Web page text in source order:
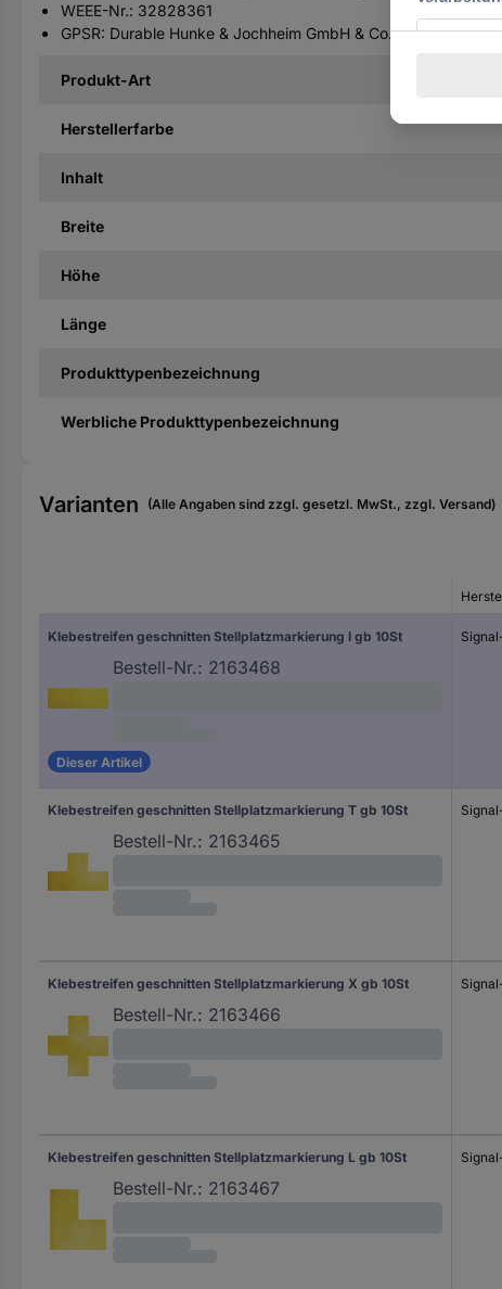
WEEE-Nr.: 32828361
GPSR: Durable Hunke & Jochheim GmbH & Co. KG,
Produkt-Art
Herstellerfarbe
Inhalt
Breite
Höhe
Länge
Produkttypenbezeichnung
Werbliche Produkttypenbezeichnung
Varianten (Alle Angaben sind zzgl. gesetzl. MwSt., zzgl. Versand)
Klebestreifen geschnitten Stellplatzmarkierung I gb 10St
Bestell-Nr.: 2163468
Dieser Artikel
Klebestreifen geschnitten Stellplatzmarkierung T gb 10St
Bestell-Nr.: 2163465
Klebestreifen geschnitten Stellplatzmarkierung X gb 10St
Bestell-Nr.: 2163466
Klebestreifen geschnitten Stellplatzmarkierung L gb 10St
Bestell-Nr.: 2163467